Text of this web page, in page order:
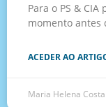
Para o PS &
momento antes
ACEDER AO
Maria Helena Costa